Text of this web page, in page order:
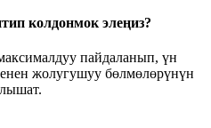
колдонмок элеңиз?
пайдаланып, үн
жолугушуу бөлмөлөрүнүн